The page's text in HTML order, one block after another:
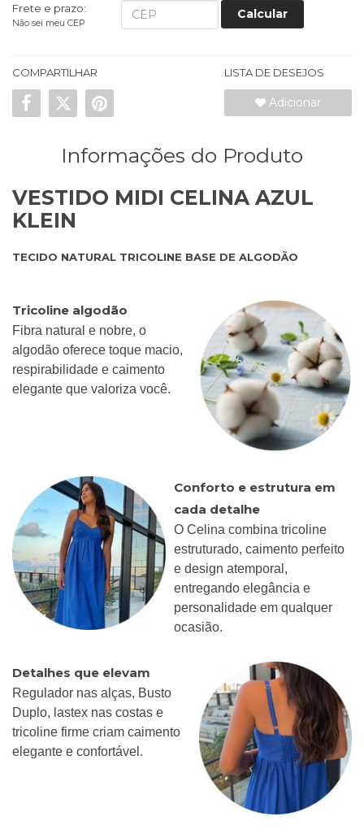
Frete e prazo:
Não sei meu CEP
Calcular
COMPARTILHAR LISTA DE DESEJOS
Adicionar
Informações do Produto
VESTIDO MIDI CELINA AZUL
KLEIN
TECIDO NATURAL TRICOLINE BASE DE ALGODÃO
Tricoline algodão
Fibra natural e nobre, o
algodão oferece toque macio,
respirabilidade e caimento
elegante que valoriza você.
Conforto e estrutura em
cada detalhe
O Celina combina tricoline
estruturado, caimento perfeito
e design atemporal,
entregando elegância e
personalidade em qualquer
ocasião.
Detalhes que elevam
Regulador nas alças, Busto
Duplo, lastex nas costas e
tricoline firme criam caimento
elegante e confortável.